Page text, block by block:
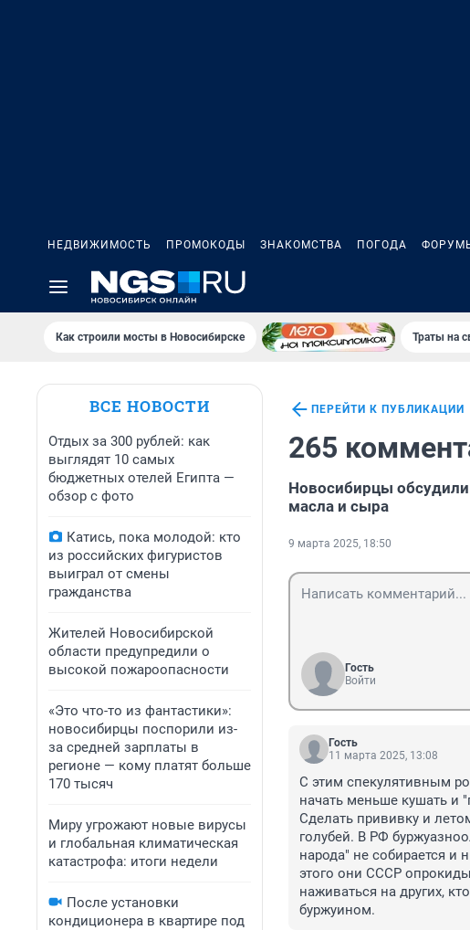
НЕДВИЖИМОСТЬ ПРОМОКОДЫ ЗНАКОМСТВА ПОГОДА
Как строили мосты в Новосибирске Траты на
ВСЕ НОВОСТИ
Отдых за 300 рублей: как
выглядят 10 самых
бюджетных отелей Египта —
обзор с фото
Катись, пока молодой: кто
из российских фигуристов
выиграл от смены
гражданства
Жителей Новосибирской
области предупредили о
высокой пожароопасности
«Это что-то из фантастики»:
новосибирцы поспорили из-
за средней зарплаты в
регионе — кому платят больше
170 тысяч
Миру угрожают новые вирусы
и глобальная климатическая
катастрофа: итоги недели
После установки
кондиционера в квартире под
ПЕРЕЙТИ К ПУБЛИКАЦИИ
265
Новосибирцы
масла и сыра
9 марта 2025, 18:50
Гость
Войти
Гость
11 марта 2025, 13:08
С этим спекулятивным
начать меньше кушать и
Сделать прививку и
голубей. В РФ
народа" не собирается и
этого они СССР
наживаться на других,
буржуином.